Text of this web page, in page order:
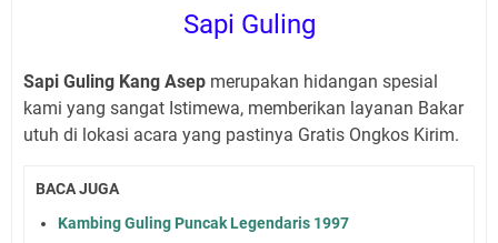
Sapi Guling
Sapi Guling Kang Asep merupakan hidangan spesial
kami yang sangat Istimewa, memberikan layanan Bakar
utuh di lokasi acara yang pastinya Gratis Ongkos Kirim.
BACA JUGA
Kambing Guling Puncak Legendaris 1997